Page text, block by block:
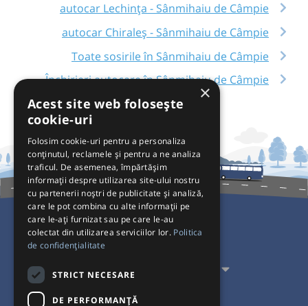
autocar Lechința - Sânmihaiu de Câmpie
autocar Chiraleș - Sânmihaiu de Câmpie
Toate sosirile în Sânmihaiu de Câmpie
Închirieri autocare în Sânmihaiu de Câmpie
Pentru Călători
Pentru Transportatori
Interacționăm
×
Acest site web folosește
cookie-uri
Folosim cookie-uri pentru a personaliza
conținutul, reclamele și pentru a ne analiza
traficul. De asemenea, împărtășim
informații despre utilizarea site-ului nostru
cu partenerii noștri de publicitate și analiză,
care le pot combina cu alte informații pe
care le-ați furnizat sau pe care le-au
colectat din utilizarea serviciilor lor. Politica
de confidențialitate
STRICT NECESARE
DE PERFORMANȚĂ